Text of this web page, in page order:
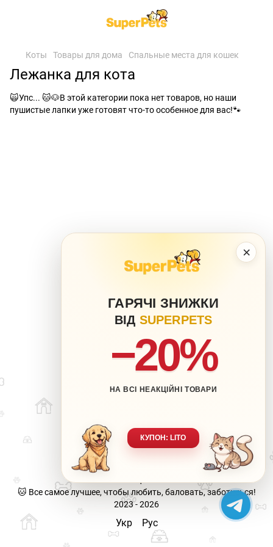
×
ГАРЯЧІ ЗНИЖКИ
ВІД SUPERPETS
−20%
НА ВСІ НЕАКЦІЙНІ ТОВАРИ
КУПОН: LITO
Коты Товары для дома Спальные места для кошек
Лежанка для кота
🙀Упс... 🐱🐶В этой категории пока нет товаров, но наши
пушистые лапки уже готовят что-то особенное для вас!🐾
063 217-20-99 066 707-11-17
Полная версия сайта
🐱 Все самое лучшее, чтобы любить, баловать, заботиться!
2023 - 2026
Укр Рус